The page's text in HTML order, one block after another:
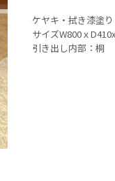
ケヤキ・拭き漆塗
サイズW800ｘ
引き出し内部：桐